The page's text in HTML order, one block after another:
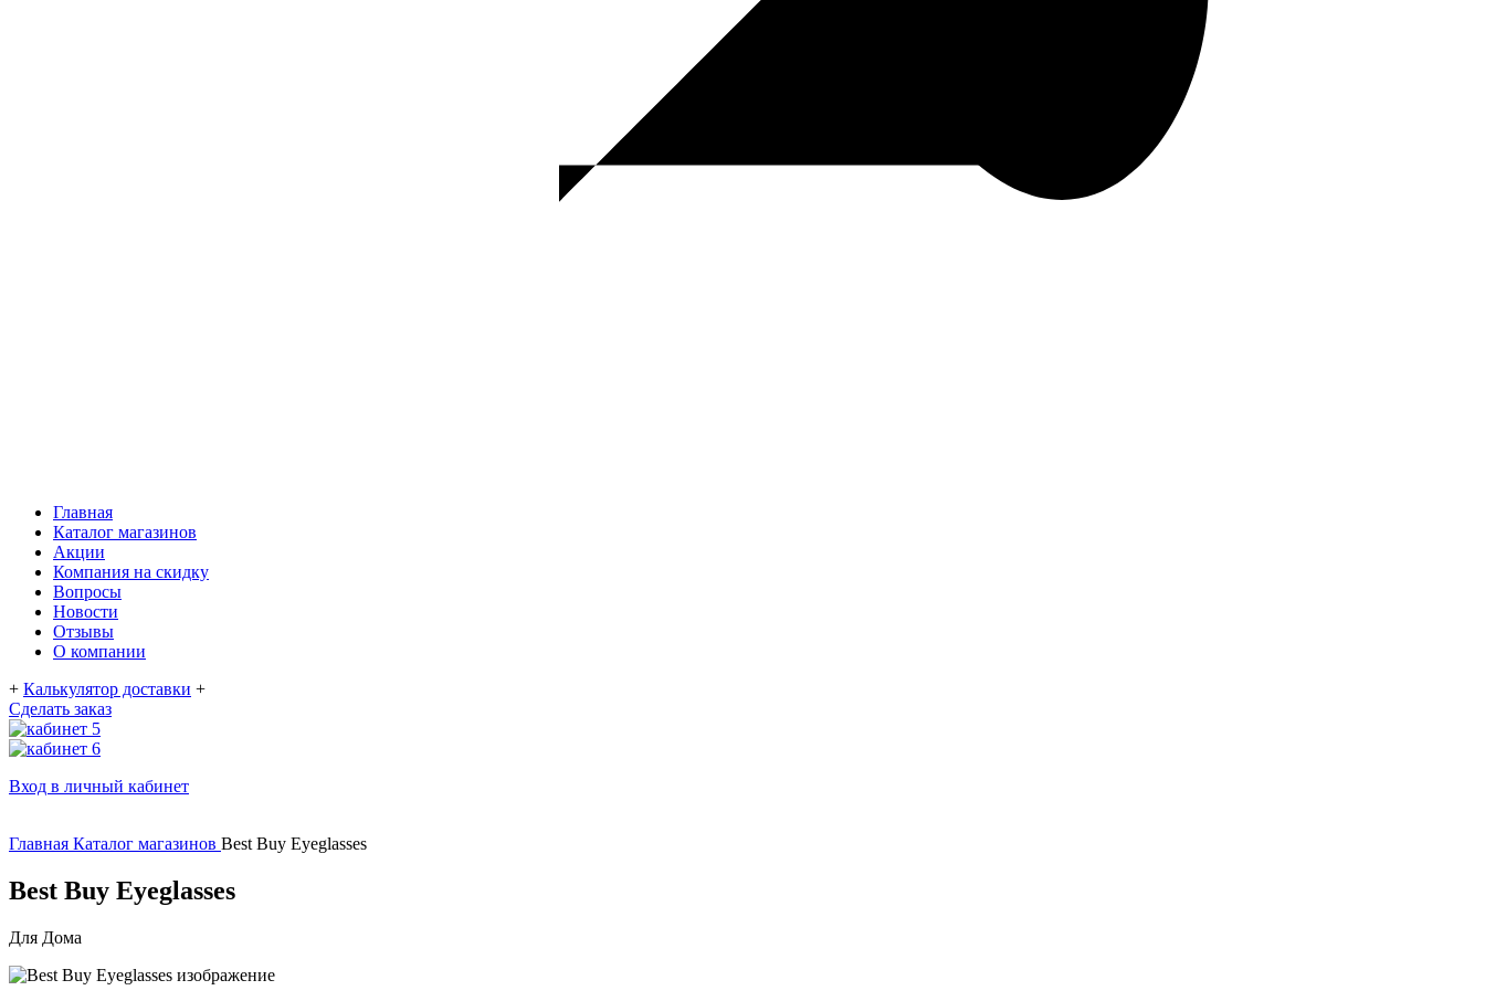
Главная
Каталог магазинов
Акции
Компания на скидку
Вопросы
Новости
Отзывы
О компании
+ Калькулятор доставки +
Сделать заказ
Вход в личный кабинет
Главная Каталог магазинов Best Buy Eyeglasses
Best Buy Eyeglasses
Для Дома